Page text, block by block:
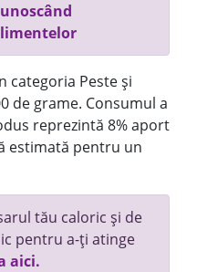
categoria Peste și
de grame. Consumul a
reprezintă 8% aport
estimată pentru un
tău caloric și de
pentru a-ți atinge
aici.